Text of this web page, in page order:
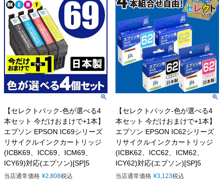
【セレクトパック-色が選べる4
本セット 今だけおまけで+1本】
エプソン EPSON IC69シリーズ
リサイクルインクカートリッジ
(ICBK69、ICC69、ICM69、
ICY69)対応(エプソン)[SP]5
当店通常価格 ¥2,808税込
【セレクトパック-色が選べる4
本セット 今だけおまけで+1本】
エプソン EPSON IC62シリーズ
リサイクルインクカートリッジ
(ICBK62、ICC62、ICM62、
ICY62)対応(エプソン)[SP]5
当店通常価格 ¥3,123税込